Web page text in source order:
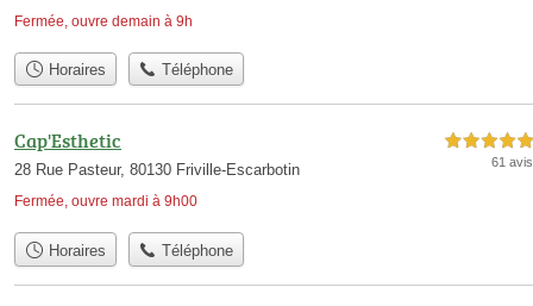
Fermée, ouvre demain à 9h
Horaires Téléphone
Cap'Esthetic
28 Rue Pasteur, 80130 Friville-Escarbotin
Fermée, ouvre mardi à 9h00
5,0 étoiles sur 5
61 avis
Horaires Téléphone